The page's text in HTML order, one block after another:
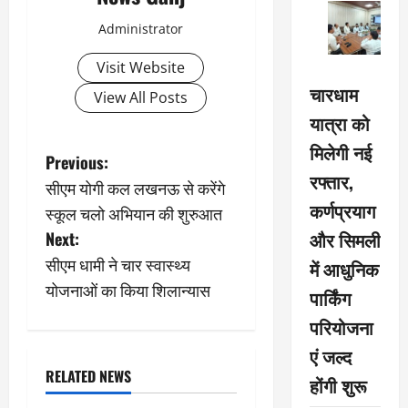
Administrator
Visit Website
View All Posts
P
o
s
t
v
Previous:
सीएम योगी कल लखनऊ से करेंगे
स्कूल चलो अभियान की शुरुआत
Next:
सीएम धामी ने चार स्वास्थ्य
योजनाओं का किया शिलान्यास
RELATED NEWS
चारधाम
यात्रा को
मिलेगी नई
रफ्तार,
कर्णप्रयाग
और सिमली
में आधुनिक
पार्किंग
परियोजना
एं जल्द
होंगी शुरू